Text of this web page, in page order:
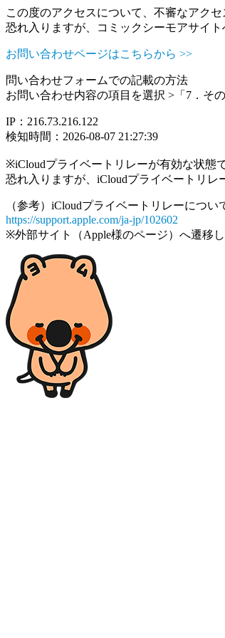
この度のアクセスについて、不審なアクセ
恐れ入りますが、コミックシーモアサイ
お問い合わせページはこちらから >>
問い合わせフォームでの記載の方法
お問い合わせ内容の項目を選択 >「7．そ
IP：216.73.216.122
検知時間：2026-08-07 21:27:39
※iCloudプライベートリレーが有効な状態
恐れ入りますが、iCloudプライベートリレ
（参考）iCloudプライベートリレーについ
https://support.apple.com/ja-jp/102602
※外部サイト（Apple様のページ）へ遷移